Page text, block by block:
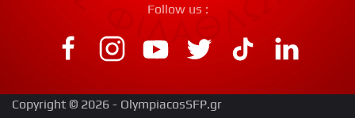
Follow us :
Copyright © 2026 - OlympiacosSFP.gr